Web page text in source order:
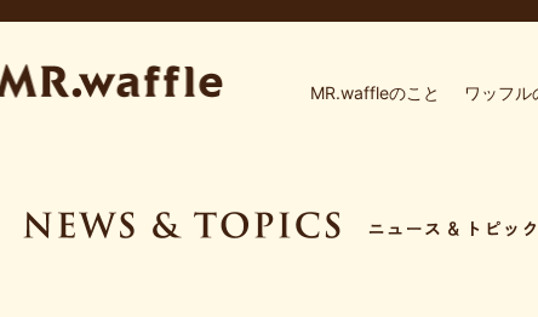
MR.waffleのこと ワッフル